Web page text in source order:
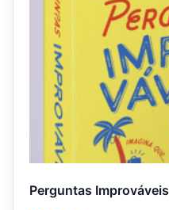
Perguntas Improváveis